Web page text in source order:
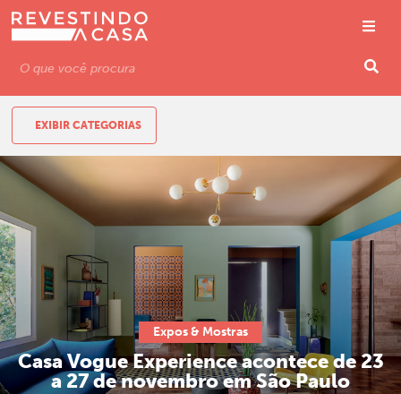
EXIBIR CATEGORIAS
Expos & Mostras
Casa Vogue Experience acontece de 23
a 27 de novembro em São Paulo